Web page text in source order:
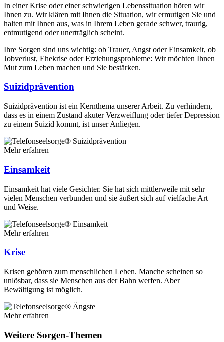
In einer Krise oder einer schwierigen Lebenssituation hören wir
Ihnen zu. Wir klären mit Ihnen die Situation, wir ermutigen Sie und
halten mit Ihnen aus, was in Ihrem Leben gerade schwer, traurig,
entmutigend oder unerträglich scheint.
Ihre Sorgen sind uns wichtig: ob Trauer, Angst oder Einsamkeit, ob
Jobverlust, Ehekrise oder Erziehungsprobleme: Wir möchten Ihnen
Mut zum Leben machen und Sie bestärken.
Suizidprävention
Suizidprävention ist ein Kernthema unserer Arbeit. Zu verhindern,
dass es in einem Zustand akuter Verzweiflung oder tiefer Depression
zu einem Suizid kommt, ist unser Anliegen.
Mehr erfahren
Einsamkeit
Einsamkeit hat viele Gesichter. Sie hat sich mittlerweile mit sehr
vielen Menschen verbunden und sie äußert sich auf vielfache Art
und Weise.
Mehr erfahren
Krise
Krisen gehören zum menschlichen Leben. Manche scheinen so
unlösbar, dass sie Menschen aus der Bahn werfen. Aber
Bewältigung ist möglich.
Mehr erfahren
Weitere Sorgen-Themen